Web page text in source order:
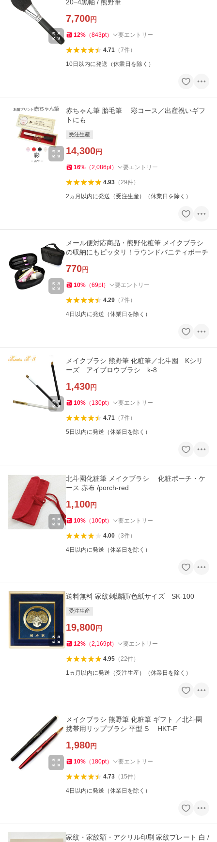
20−4黒軸 / 熊野筆
7,700円
12% （843pt） 要エントリー
4.71（7件）
10日以内に発送（休業日を除く）
赤ちゃん筆 胎毛筆 彩コース／出産祝いギフ
トにも
受注生産
14,300円
16% （2,086pt） 要エントリー
4.93（29件）
2ヵ月以内に発送（受注生産）（休業日を除く）
メール便対応商品・熊野化粧筆 メイクブラシ
の収納にもピッタリ！ラウンドバニティポーチ
770円
10% （69pt） 要エントリー
4.29（7件）
4日以内に発送（休業日を除く）
メイクブラシ 熊野筆 化粧筆／北斗園 Kシリ
ーズ アイブロウブラシ k-8
1,430円
10% （ 130pt） 要エントリー
4.71（7件）
5日以内に発送（休業日を除く）
北斗園化粧筆 メイクブラシ 化粧ポーチ・ケ
ース 赤布 /porch-red
1,100円
10% （ 100pt） 要エントリー
4.00（3件）
4日以内に発送（休業日を除く）
送料無料 家紋刺繍額/色紙サイズ SK-100
受注生産
19,800円
12% （2,169pt） 要エントリー
4.95（22件）
1ヵ月以内に発送（受注生産）（休業日を除く）
メイクブラシ 熊野筆 化粧筆 ギフト ／北斗園
携帯用リップブラシ 平型 S HKT-F
1,980円
10% （ 180pt） 要エントリー
4.73（ 15件）
4日以内に発送（休業日を除く）
家紋・家紋額・アクリル印刷 家紋プレート 白 /